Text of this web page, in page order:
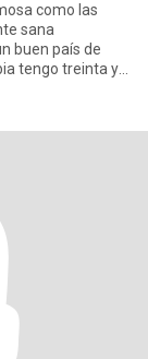
como las
sana
buen país de
tengo treinta y